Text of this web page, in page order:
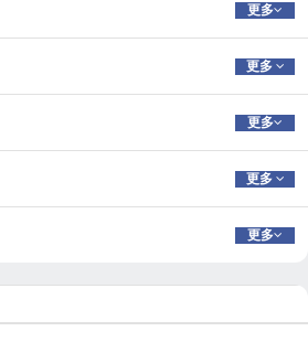
更多
更多
更多
更多
更多